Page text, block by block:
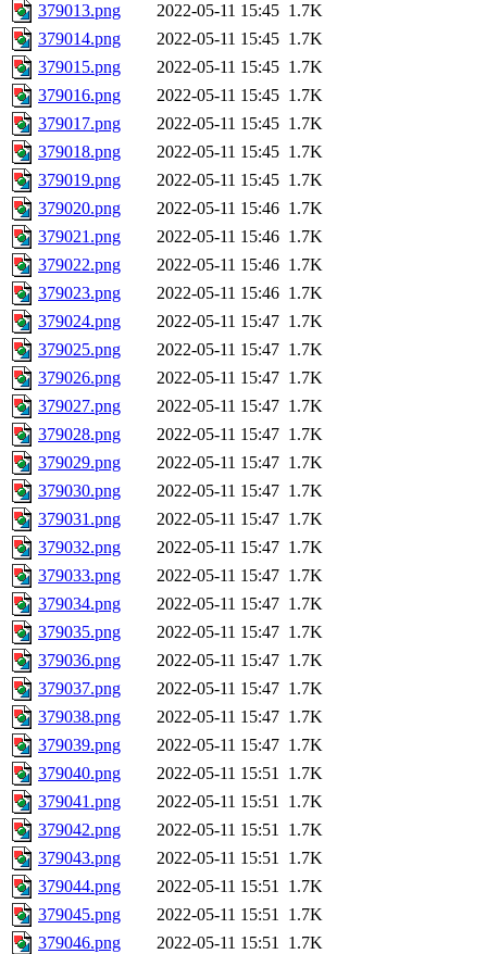
379013.png
2022-05-11 15:45 1.7K
379014.png
2022-05-11 15:45 1.7K
379015.png
2022-05-11 15:45 1.7K
379016.png
2022-05-11 15:45 1.7K
379017.png
2022-05-11 15:45 1.7K
379018.png
2022-05-11 15:45 1.7K
379019.png
2022-05-11 15:45 1.7K
379020.png
2022-05-11 15:46 1.7K
379021.png
2022-05-11 15:46 1.7K
379022.png
2022-05-11 15:46 1.7K
379023.png
2022-05-11 15:46 1.7K
379024.png
2022-05-11 15:47 1.7K
379025.png
2022-05-11 15:47 1.7K
379026.png
2022-05-11 15:47 1.7K
379027.png
2022-05-11 15:47 1.7K
379028.png
2022-05-11 15:47 1.7K
379029.png
2022-05-11 15:47 1.7K
379030.png
2022-05-11 15:47 1.7K
379031.png
2022-05-11 15:47 1.7K
379032.png
2022-05-11 15:47 1.7K
379033.png
2022-05-11 15:47 1.7K
379034.png
2022-05-11 15:47 1.7K
379035.png
2022-05-11 15:47 1.7K
379036.png
2022-05-11 15:47 1.7K
379037.png
2022-05-11 15:47 1.7K
379038.png
2022-05-11 15:47 1.7K
379039.png
2022-05-11 15:47 1.7K
379040.png
2022-05-11 15:51 1.7K
379041.png
2022-05-11 15:51 1.7K
379042.png
2022-05-11 15:51 1.7K
379043.png
2022-05-11 15:51 1.7K
379044.png
2022-05-11 15:51 1.7K
379045.png
2022-05-11 15:51 1.7K
379046.png
2022-05-11 15:51 1.7K